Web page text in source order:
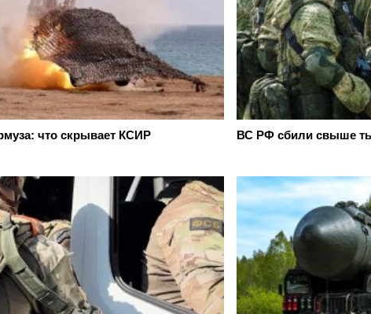
что скрывает КСИР ВС РФ сбили свыше